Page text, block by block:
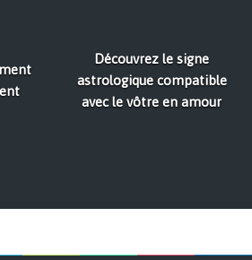
Découvrez le signe
astrologique compatible
avec le vôtre en amour